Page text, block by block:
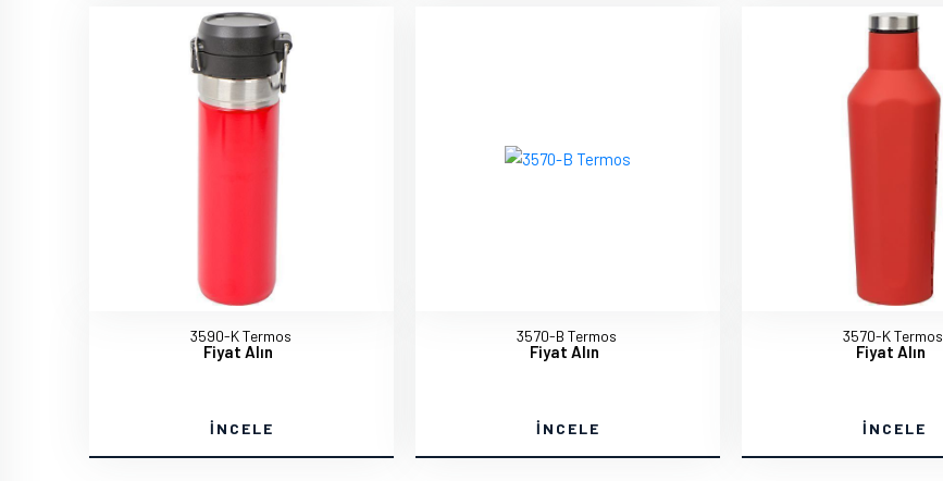
3590-K Termos
Fiyat Alın
İNCELE
3570-B Termos
Fiyat Alın
İNCELE
3570-K Termos
Fiyat Alın
İNCELE